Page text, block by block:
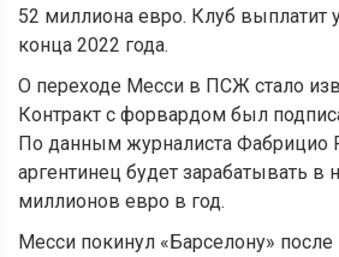
52 миллиона евро. Клуб выплатит
конца 2022 года.
О переходе Месси в ПСЖ стало
Контракт с форвардом был
По данным журналиста Фабрицио
аргентинец будет зарабатывать в
миллионов евро в год.
Месси покинул «Барселону» после